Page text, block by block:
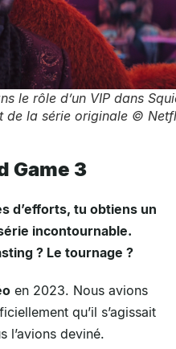
le rôle d’un VIP dans
de la série originale ©
Game 3
d’efforts, tu obtiens un
incontournable.
? Le tournage ?
en 2023. Nous avions
qu’il s’agissait
l’avions deviné.